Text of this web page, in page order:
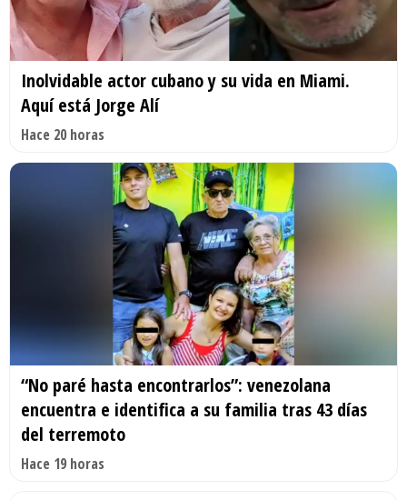
Inolvidable actor cubano y su vida en Miami.
Aquí está Jorge Alí
Hace 20 horas
“No paré hasta encontrarlos”: venezolana
encuentra e identifica a su familia tras 43 días
del terremoto
Hace 19 horas